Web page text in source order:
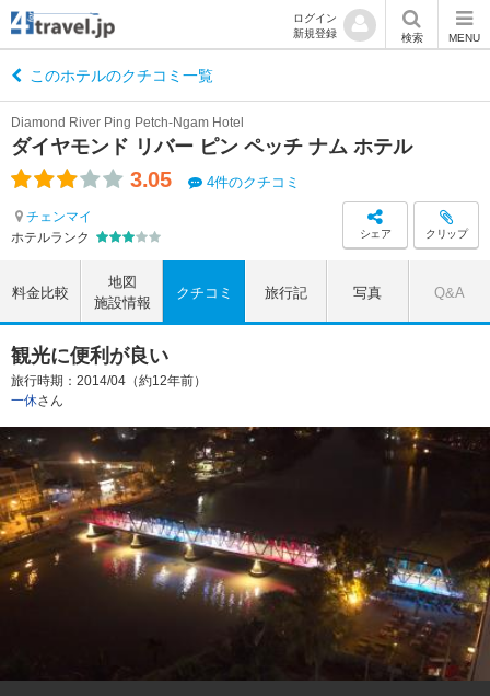
ログイン
新規登録
検索 MENU
このホテルのクチコミ一覧
ダイヤモンド リバー ピン ペッチ ナム ホテル
Diamond River Ping Petch-Ngam Hotel
3.05 4件のクチコミ
チェンマイ
ホテルランク
シェア クリップ
料金比較
地図
施設情報
クチコミ 旅行記 写真 Q&A
観光に便利が良い
旅行時期：2014/04（約12年前）
一休さん